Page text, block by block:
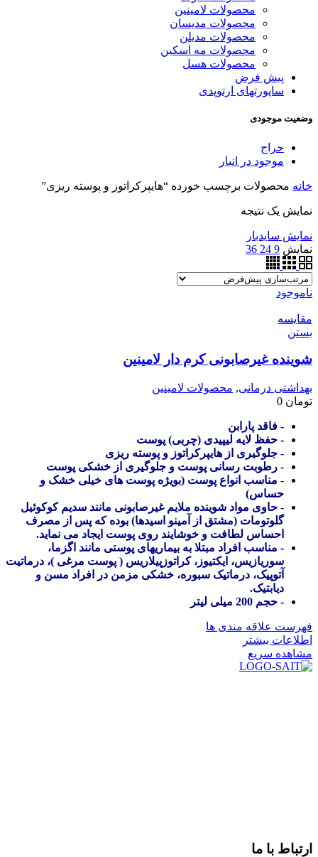
محصولات لامینین
محصولات مدیسان
محصولات مدیلن
محصولات مه اسکین
محصولات هسل
پیش فرض
ساپورتهای ارتوپدی
وضعیت موجودی
حراج
موجود در انبار
خانه محصولات برچسب خورده “هایپرکراتوز و پوسته ریزی”
نمایش یک نتیجه
نمایش سایدبار
نمایش 9
24
36
ناموجود
مقایسه
بستن
شوینده غیرصابونی کرم دار لامینین
بهداشتی درمانی, محصولات لامینین
تومان
- فاقد پارابن
- حفظ لایه لیپیدی (چربی) پوست
- جلوگیری از هایپرکراتوز و پوسته ریزی
- رطوبت رسانی پوست و جلوگیری از خشکی پوست
- مناسب انواع پوست (بویژه پوست های خیلی خشک و
حساس)
- حاوی مواد شوینده ملایم غیرصابونی مانند سدیم کوکوئیل
گلوتومات (مشتق از آمینو اسیدها) بوده که پس از مصرف
احساس لطافت و خوشایند روی پوست ایجاد می نماید.
- مناسب افراد مبتلا به بیماریهای پوستی مانند اگزما،
سوریازیس، ایکتیوز، کراتوزپیلاریس ( پوست مرغی )، درماتیت
آتوپیک، درماتیک سبوره، خشکی مزمن در افراد مسن و
دیابتیک.
- حجم 200 میلی لیتر
فهرست علاقه مندی ها
اطلاعات بیشتر
مشاهده سریع
ارتباط با ما